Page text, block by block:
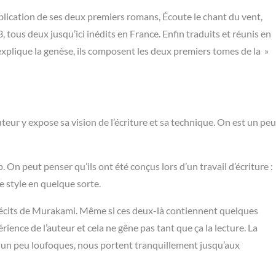
de ses deux premiers romans, Écoute le chant du vent,
deux jusqu’ici inédits en France. Enfin traduits et réunis en
la genèse, ils composent les deux premiers tomes de la »
y expose sa vision de l’écriture et sa technique. On est un peu
peut penser qu’ils ont été conçus lors d’un travail d’écriture :
style en quelque sorte.
de Murakami. Même si ces deux-là contiennent quelques
de l’auteur et cela ne gêne pas tant que ça la lecture. La
peu loufoques, nous portent tranquillement jusqu’aux